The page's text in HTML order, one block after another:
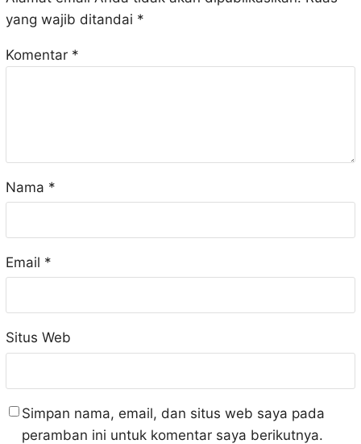
yang wajib ditandai *
Komentar *
Nama *
Email *
Situs Web
Simpan nama, email, dan situs web saya pada
peramban ini untuk komentar saya berikutnya.